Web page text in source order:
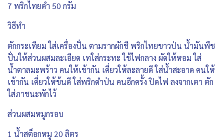
7 พริกไทยดำ 50 กรัม
วิธีทำ
ตักกระเทียม ใส่เครื่องปั่น ตามรากผักชี พริกไทยขาวป่น น้ำมันพืช
ปั่นให้ส่วนผสมละเอียด เทใส่กระทะ ใช้ไฟกลาง ผัดให้หอม ใส่
น้ำตาลมะพร้าว คนให้เข้ากัน เคี่ยวให้ละลายดี ใส่น้ำสะอาด คนให้
เข้ากัน เคี่ยวให้ข้นดี ใส่พริกดำป่น คนอีกครั้ง ปิดไฟ ลงจากเตา ตัก
ใส่ภาชนะพักไว้
ส่วนผสมหมูกรอบ
1 น้ำสต็อกหมู 20 ลิตร